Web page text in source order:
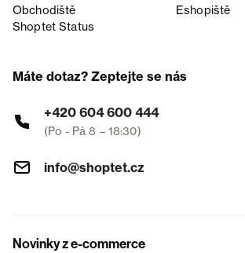
Obchodiště
Eshopiště
Shoptet Status
Máte dotaz? Zeptejte se nás
+420 604 600 444
(Po - Pá 8 – 18:30)
info@shoptet.cz
Novinky z e-commerce